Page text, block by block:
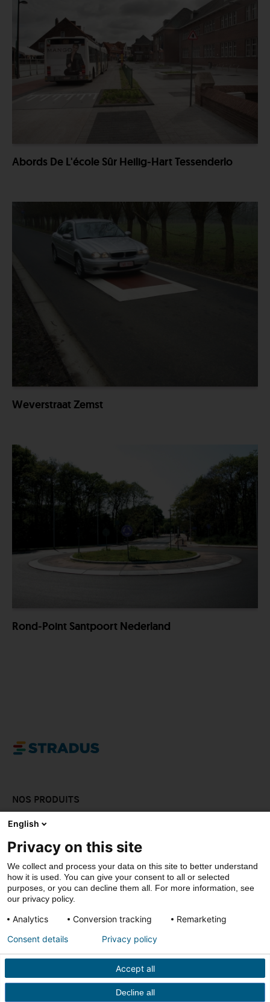
Abords De L'école Sûr Heilig-Hart Tessenderlo
Weverstraat Zemst
Rond-Point Santpoort Nederland
NOS PRODUITS
LAISSEZ-VOUS INPSIRER
DOWNLOADS
CONTACT
© Stradus
Privacy- & cookiepolicy
Disclaimer
Conditions de vente
English
Privacy on this site
We collect and process your data on this site to better understand
how it is used. You can give your consent to all or selected
purposes, or you can decline them all. For more information, see
our privacy policy.
Analytics Conversion tracking Remarketing
Accept all
Decline all
Consent details Privacy policy